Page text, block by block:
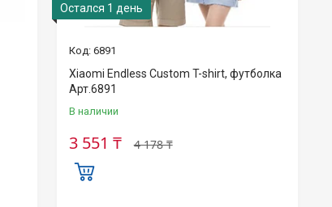
Остался 1 день
6891
Xiaomi Endless Custom T-shirt, футболка
Арт.6891
В наличии
4 178 ₸
3 551 ₸